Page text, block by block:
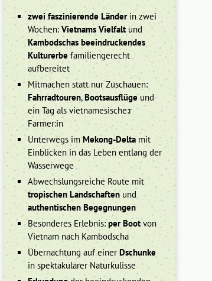
zwei faszinierende Länderin zwei
Wochen: Vietnams Vielfalt und
Kambodschas beeindruckendes
Kulturerbe familiengerecht
aufbereitet
Mitmachen statt nur Zuschauen:
Fahrradtouren,Bootsausflüge und
ein Tag als vietnamesische:r
Farmer:in
Unterwegs imMekong-Delta mit
Einblicken in das Leben entlang der
Wasserwege
Abwechslungsreiche Route mit
tropischen Landschaftenund
authentischen Begegnungen
Besonderes Erlebnis:per Bootvon
Vietnam nach Kambodscha
Übernachtung auf einerDschunke
in spektakulärer Naturkulisse